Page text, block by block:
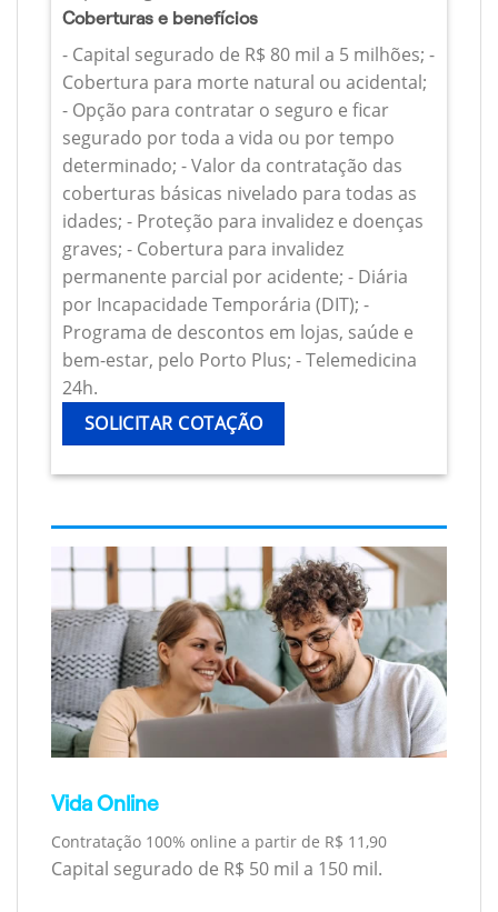
Coberturas e benefícios
- Capital segurado de R$ 80 mil a 5 milhões; -
Cobertura para morte natural ou acidental;
- Opção para contratar o seguro e ficar
segurado por toda a vida ou por tempo
determinado; - Valor da contratação das
coberturas básicas nivelado para todas as
idades; - Proteção para invalidez e doenças
graves; - Cobertura para invalidez
permanente parcial por acidente; - Diária
por Incapacidade Temporária (DIT); -
Programa de descontos em lojas, saúde e
bem-estar, pelo Porto Plus; - Telemedicina
24h.
SOLICITAR COTAÇÃO
Vida Online
Contratação 100% online a partir de R$ 11,90
Capital segurado de R$ 50 mil a 150 mil.